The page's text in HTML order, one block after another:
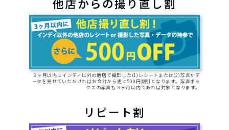
他店からの撮り直し割
３ヶ月以内にインディ以外の他店で撮影した(1)レシートまたは(2)写真かデ
ータを見せていただければお会計から更に500円割引となります。写真ボッ
クスの写真も３ヶ月以内であれば対象となります。
リピート割